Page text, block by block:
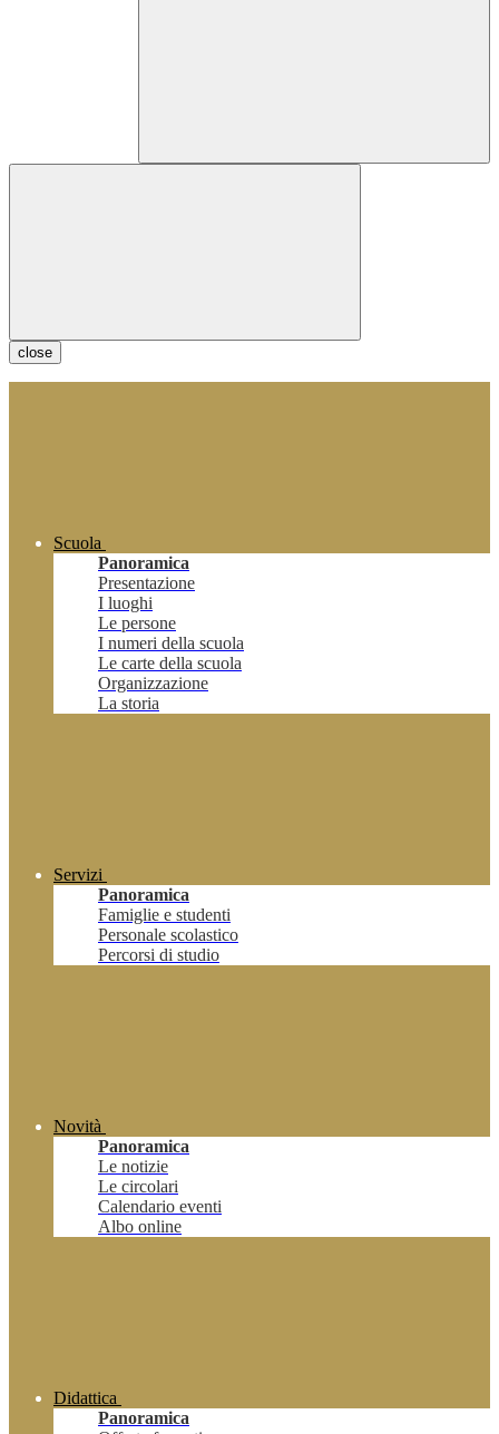
close
Scuola
Panoramica
Presentazione
I luoghi
Le persone
I numeri della scuola
Le carte della scuola
Organizzazione
La storia
Servizi
Panoramica
Famiglie e studenti
Personale scolastico
Percorsi di studio
Novità
Panoramica
Le notizie
Le circolari
Calendario eventi
Albo online
Didattica
Panoramica